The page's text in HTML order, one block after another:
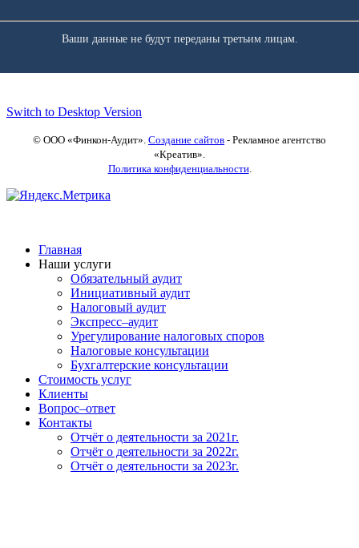
Ваши данные не будут переданы третьим лицам.
Switch to Desktop Version
© ООО «Финкон-Аудит». Создание сайтов - Рекламное агентство
«Креатив».
Политика конфиденциальности.
Главная
Наши услуги
Обязательный аудит
Инициативный аудит
Налоговый аудит
Экспресс–аудит
Урегулирование налоговых споров
Налоговые консультации
Бухгалтерские консультации
Стоимость услуг
Клиенты
Вопрос–ответ
Контакты
Отчёт о деятельности за 2021г.
Отчёт о деятельности за 2022г.
Отчёт о деятельности за 2023г.